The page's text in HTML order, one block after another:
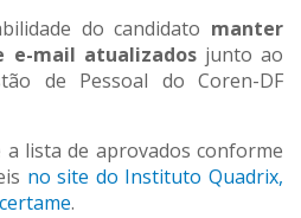
do candidato manter
e-mail atualizadosjunto ao
de Pessoal do Coren-DF
lista de aprovados conforme
no site do Instituto Quadrix,
.